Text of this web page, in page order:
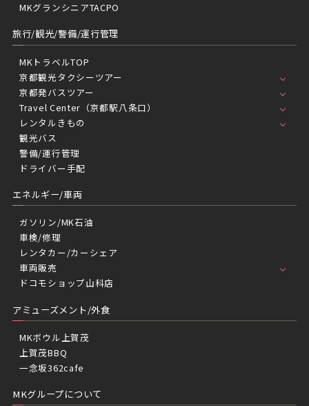
MKグランシニアTACPO
旅行/観光/警備/運行管理
MKトラベルTOP
京都観光タクシーツアー
京都発バスツアー
Travel Center（京都駅八条口）
レンタルきもの
観光バス
警備/運行管理
ドライバー手配
エネルギー/車両
ガソリン/MK石油
車検/修理
レンタカー/カーシェア
車両販売
ドコモショップ山科店
アミューズメント/外食
MKボウル上賀茂
上賀茂BBQ
一念坂362cafe
MKグループについて